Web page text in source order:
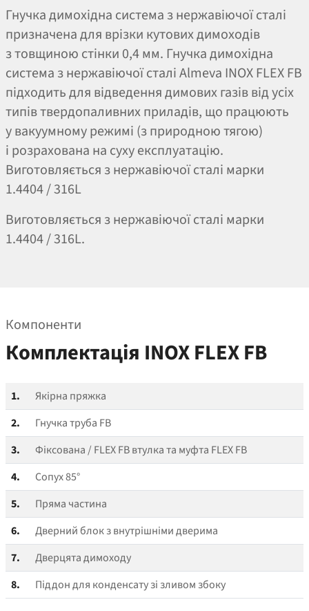
Гнучка димохідна система з нержавіючої сталі
призначена для врізки кутових димоходів
з товщиною стінки 0,4 мм. Гнучка димохідна
система з нержавіючої сталі Almeva INOX FLEX FB
підходить для відведення димових газів від усіх
типів твердопаливних приладів, що працюють
у вакуумному режимі (з природною тягою)
і розрахована на суху експлуатацію.
Виготовляється з нержавіючої сталі марки
1.4404 / 316L
Виготовляється з нержавіючої сталі марки
1.4404 / 316L.
Компоненти
Комплектація INOX FLEX FB
1.
Якірна пряжка
2.
Гнучка труба FB
3.
Фіксована / FLEX FB втулка та муфта FLEX FB
4.
Сопух 85°
5.
Пряма частина
6.
Дверний блок з внутрішніми дверима
7.
Дверцята димоходу
8.
Піддон для конденсату зі зливом збоку